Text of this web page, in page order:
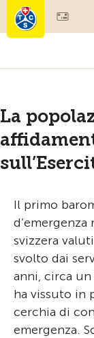
Societariato &
La
Il primo
svizzera
svolto dai
anni, circa
ha vissuto in
cerchia di
emergenza.